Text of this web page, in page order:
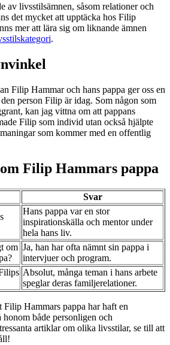
av livsstilsämnen, såsom relationer och
det mycket att upptäcka hos Filip
mer att lära sig om liknande ämnen
.
Filip Hammar och hans pappa ger oss en
person Filip är idag. Som någon som
kan jag vittna om att pappans
Filip som individ utan också hjälpte
som kommer med en offentlig
Filip Hammars pappa
Svar
Hans pappa var en stor
inspirationskälla och mentor under
hela hans liv.
om Ja, han har ofta nämnt sin pappa i
intervjuer och program.
Absolut, många teman i hans arbete
speglar deras familjerelationer.
Filip Hammars pappa har haft en
både personligen och
artiklar om olika livsstilar, se till att